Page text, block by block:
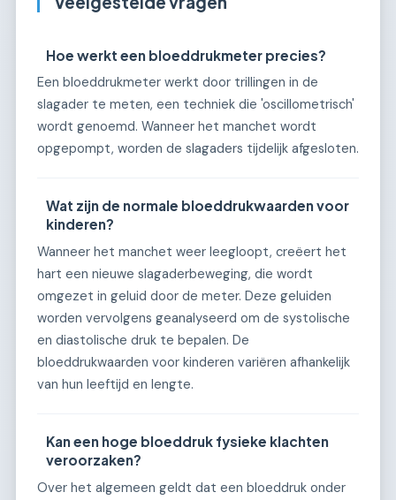
Hoe werkt een bloeddrukmeter precies?
Een bloeddrukmeter werkt door trillingen in de
slagader te meten, een techniek die 'oscillometrisch'
wordt genoemd. Wanneer het manchet wordt
opgepompt, worden de slagaders tijdelijk afgesloten.
Wat zijn de normale bloeddrukwaarden voor
kinderen?
Wanneer het manchet weer leegloopt, creëert het
hart een nieuwe slagaderbeweging, die wordt
omgezet in geluid door de meter. Deze geluiden
worden vervolgens geanalyseerd om de systolische
en diastolische druk te bepalen. De
bloeddrukwaarden voor kinderen variëren afhankelijk
van hun leeftijd en lengte.
Kan een hoge bloeddruk fysieke klachten
veroorzaken?
Over het algemeen geldt dat een bloeddruk onder